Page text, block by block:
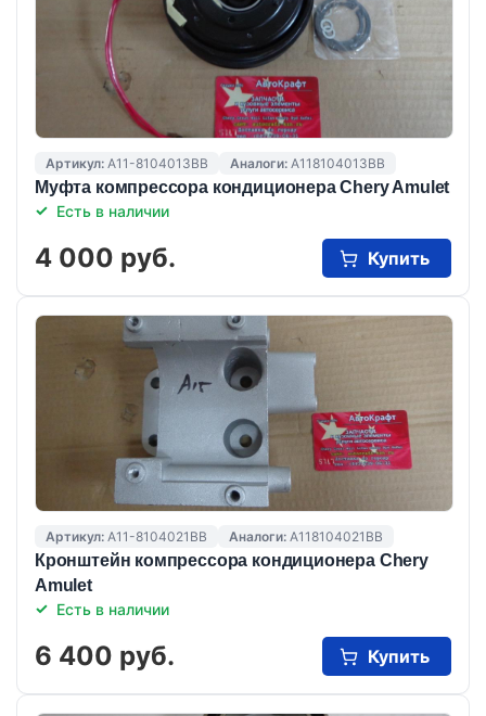
Артикул: A11-8104013BB Аналоги: A118104013BB
Муфта компрессора кондиционера Chery Amulet
Есть в наличии
4 000 руб. Купить
Артикул: A11-8104021BB Аналоги: A118104021BB
Кронштейн компрессора кондиционера Chery
Amulet
Есть в наличии
6 400 руб. Купить